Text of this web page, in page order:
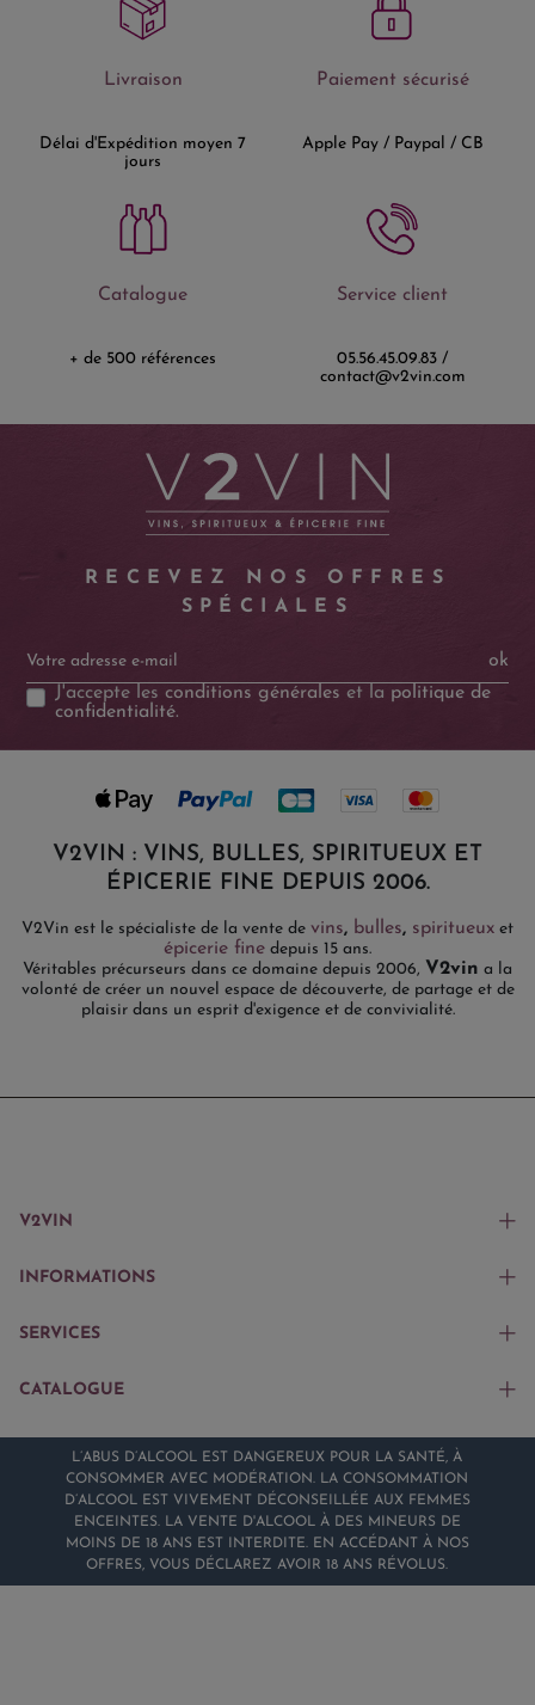
Livraison
Délai d'Expédition moyen 7
jours
Paiement sécurisé
Apple Pay / Paypal / CB
Catalogue
+ de 500 références
Service client
05.56.45.09.83 /
contact@v2vin.com
RECEVEZ NOS OFFRES
SPÉCIALES
ok
J'accepte lesconditions générales et la politique de
confidentialité.
V2VIN : VINS, BULLES, SPIRITUEUX ET
ÉPICERIE FINE DEPUIS 2006.
V2Vin est le spécialiste de la vente de vins, bulles, spiritueux et
épicerie fine depuis 15 ans.
Véritables précurseurs dans ce domaine depuis 2006, V2vin a la
volonté de créer un nouvel espace de découverte, de partage et de
plaisir dans un esprit d'exigence et de convivialité.
V2VIN
INFORMATIONS
SERVICES
CATALOGUE
L’ABUS D’ALCOOL EST DANGEREUX POUR LA SANTÉ, À
CONSOMMER AVEC MODÉRATION. LA CONSOMMATION
D’ALCOOL EST VIVEMENT DÉCONSEILLÉE AUX FEMMES
ENCEINTES. LA VENTE D'ALCOOL À DES MINEURS DE
MOINS DE 18 ANS EST INTERDITE. EN ACCÉDANT À NOS
OFFRES, VOUS DÉCLAREZ AVOIR 18 ANS RÉVOLUS.